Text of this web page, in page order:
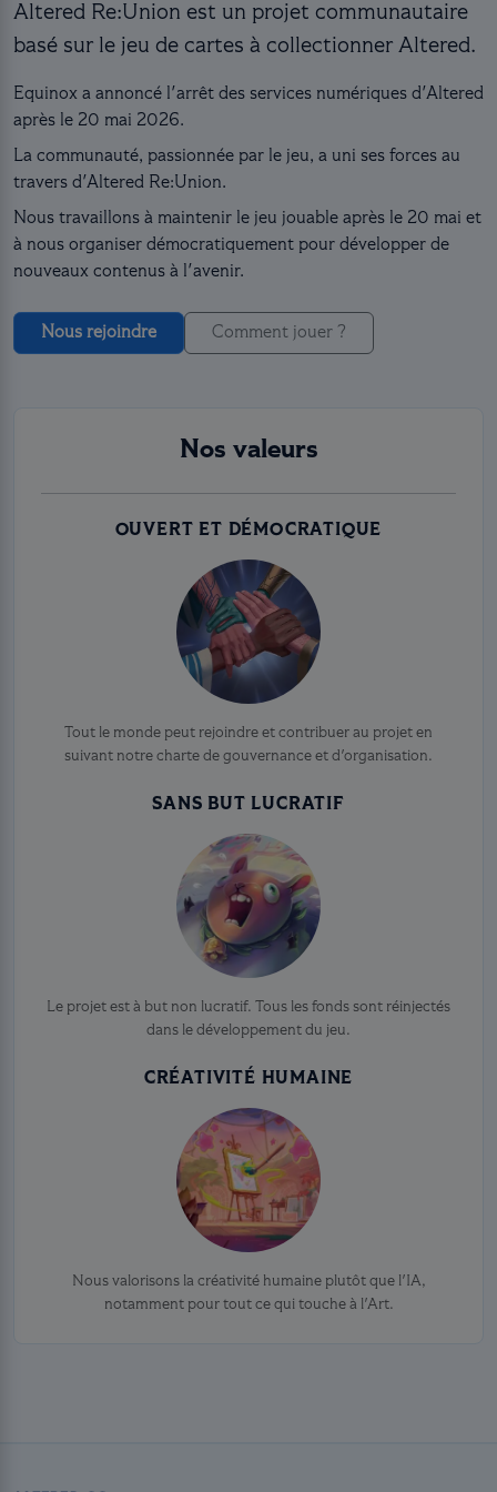
Altered Re:Union est un projet communautaire
basé sur le jeu de cartes à collectionner Altered.
Equinox a annoncé l'arrêt des services numériques d'Altered
après le 20 mai 2026.
La communauté, passionnée par le jeu, a uni ses forces au
travers d'Altered Re:Union.
Nous travaillons à maintenir le jeu jouable après le 20 mai et
à nous organiser démocratiquement pour développer de
nouveaux contenus à l'avenir.
Nous rejoindre Comment jouer ?
Nos valeurs
OUVERT ET DÉMOCRATIQUE
Tout le monde peut rejoindre et contribuer au projet en
suivant notre charte de gouvernance et d'organisation.
SANS BUT LUCRATIF
Le projet est à but non lucratif. Tous les fonds sont réinjectés
dans le développement du jeu.
CRÉATIVITÉ HUMAINE
Nous valorisons la créativité humaine plutôt que l'IA,
notamment pour tout ce qui touche à l'Art.